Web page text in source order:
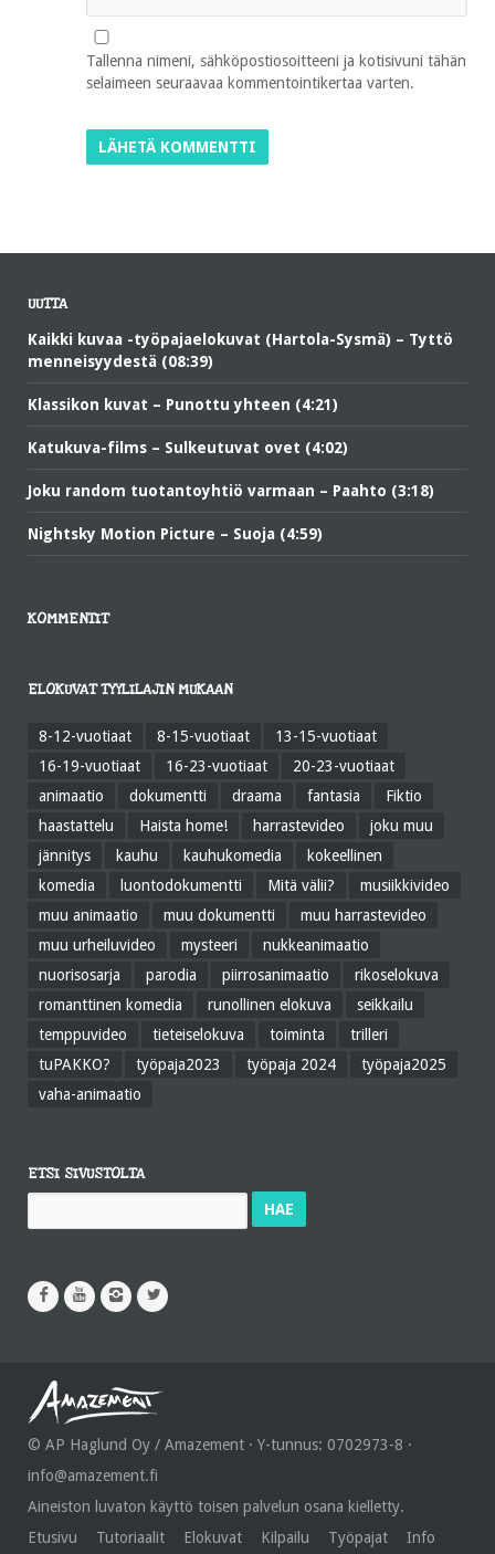
Tallenna nimeni, sähköpostiosoitteeni ja kotisivuni tähän
selaimeen seuraavaa kommentointikertaa varten.
UUTTA
Kaikki kuvaa -työpajaelokuvat (Hartola-Sysmä) – Tyttö
menneisyydestä (08:39)
Klassikon kuvat – Punottu yhteen (4:21)
Katukuva-films – Sulkeutuvat ovet (4:02)
Joku random tuotantoyhtiö varmaan – Paahto (3:18)
Nightsky Motion Picture – Suoja (4:59)
KOMMENTIT
ELOKUVAT TYYLILAJIN MUKAAN
8-12-vuotiaat 8-15-vuotiaat
13-15-vuotiaat
16-19-vuotiaat
16-23-vuotiaat
20-23-vuotiaat
animaatio
dokumentti draama fantasia
Fiktio
haastattelu
Haista home! harrastevideo
joku muu
jännitys
kauhu kauhukomedia
kokeellinen
komedia
luontodokumentti Mitä välii?
musiikkivideo
muu animaatio
muu dokumentti
muu harrastevideo
muu urheiluvideo
mysteeri
nukkeanimaatio
nuorisosarja
parodia piirrosanimaatio
rikoselokuva
romanttinen komedia
runollinen elokuva
seikkailu
temppuvideo
tieteiselokuva toiminta
trilleri
tuPAKKO?
työpaja2023 työpaja 2024
työpaja2025
vaha-animaatio
ETSI SIVUSTOLTA
© AP Haglund Oy / Amazement · Y-tunnus: 0702973-8 ·
info@amazement.fi
Aineiston luvaton käyttö toisen palvelun osana kielletty.
Etusivu
Tutoriaalit Elokuvat Kilpailu Työpajat Info